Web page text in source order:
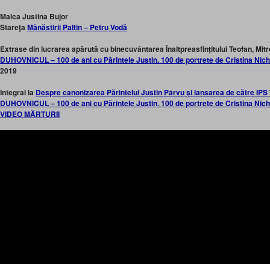
Maica Justina Bujor
Stareţa Mănăstirii Paltin – Petru Vodă
Extrase din lucrarea apărută cu binecuvântarea Înaltpreasfințitului Teofan,
DUHOVNICUL – 100 de ani cu Părintele Justin. 100 de portrete de Cristina
2019
Integral la Despre canonizarea Părintelui Justin Pârvu și lansarea de către IPS
DUHOVNICUL – 100 de ani cu Părintele Justin. 100 de portrete de Cristina
VIDEO MĂRTURII